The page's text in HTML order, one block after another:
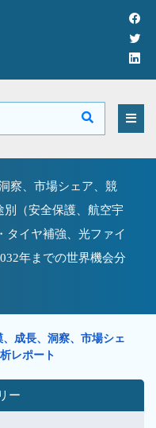
察、市場シェア、競
別（安全保護、航空宇
タイヤ補強、光ファイ
年までの世界機会分
成長、洞察、市場シェ
レポート
ー